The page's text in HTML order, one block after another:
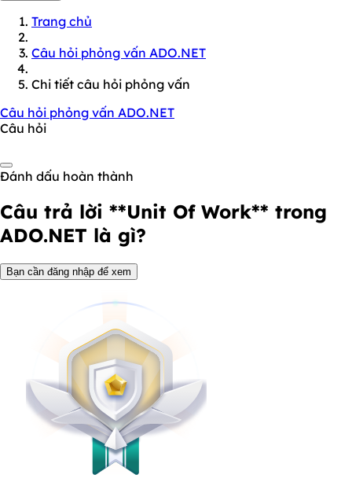
Trang chủ
Câu hỏi phỏng vấn ADO.NET
Chi tiết câu hỏi phỏng vấn
Câu hỏi phỏng vấn ADO.NET
Câu hỏi
Đánh dấu hoàn thành
Câu trả lời **Unit Of Work** trong
ADO.NET là gì?
Bạn cần đăng nhập để xem